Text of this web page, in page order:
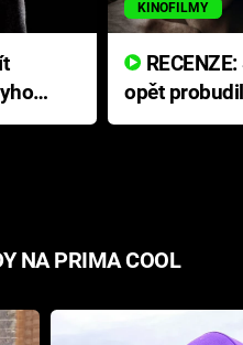
KINOFILMY
opět
přichází s
NA PRIMA COOL